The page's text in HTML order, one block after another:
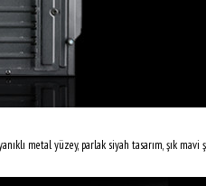
metal yüzey, parlak siyah tasarım, şık mavi